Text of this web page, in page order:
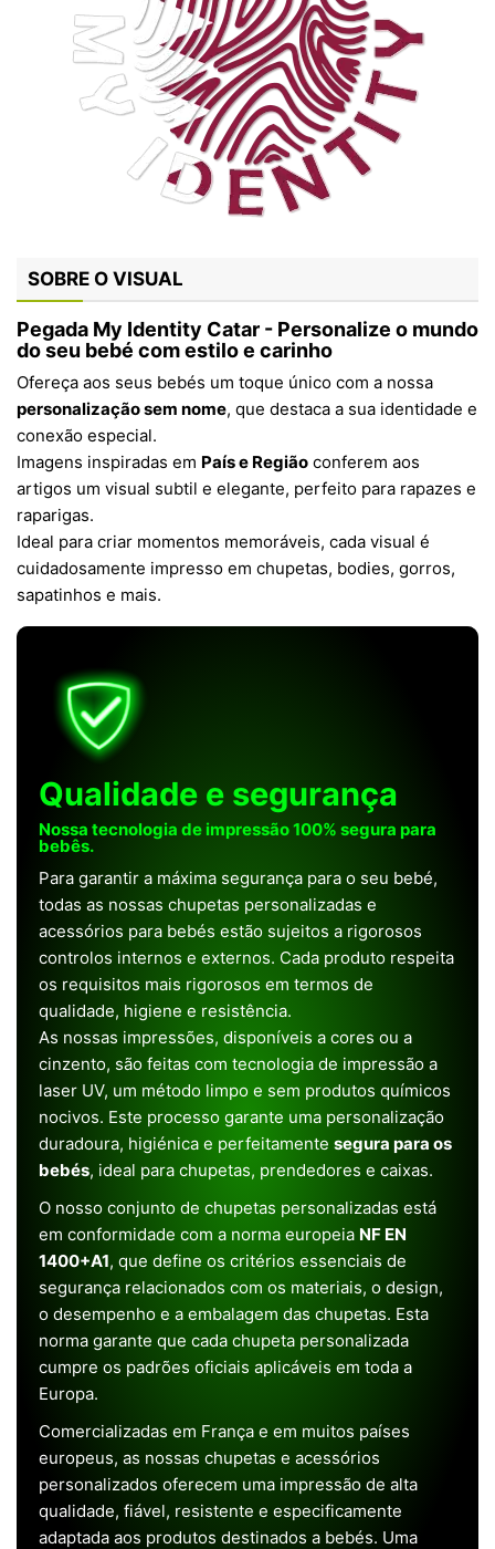
SOBRE O VISUAL
Pegada My Identity Catar - Personalize o mundo
do seu bebé com estilo e carinho
Ofereça aos seus bebés um toque único com a nossa
personalização sem nome, que destaca a sua identidade e
conexão especial.
Imagens inspiradas em País e Região conferem aos
artigos um visual subtil e elegante, perfeito para rapazes e
raparigas.
Ideal para criar momentos memoráveis, cada visual é
cuidadosamente impresso em chupetas, bodies, gorros,
sapatinhos e mais.
Qualidade e segurança
Nossa tecnologia de impressão 100% segura para
bebês.
Para garantir a máxima segurança para o seu bebé,
todas as nossas chupetas personalizadas e
acessórios para bebés estão sujeitos a rigorosos
controlos internos e externos. Cada produto respeita
os requisitos mais rigorosos em termos de
qualidade, higiene e resistência.
As nossas impressões, disponíveis a cores ou a
cinzento, são feitas com tecnologia de impressão a
laser UV, um método limpo e sem produtos químicos
nocivos. Este processo garante uma personalização
duradoura, higiénica e perfeitamente segura para os
bebés, ideal para chupetas, prendedores e caixas.
O nosso conjunto de chupetas personalizadas está
em conformidade com a norma europeia NF EN
1400+A1, que define os critérios essenciais de
segurança relacionados com os materiais, o design,
o desempenho e a embalagem das chupetas. Esta
norma garante que cada chupeta personalizada
cumpre os padrões oficiais aplicáveis em toda a
Europa.
Comercializadas em França e em muitos países
europeus, as nossas chupetas e acessórios
personalizados oferecem uma impressão de alta
qualidade, fiável, resistente e especificamente
adaptada aos produtos destinados a bebés. Uma